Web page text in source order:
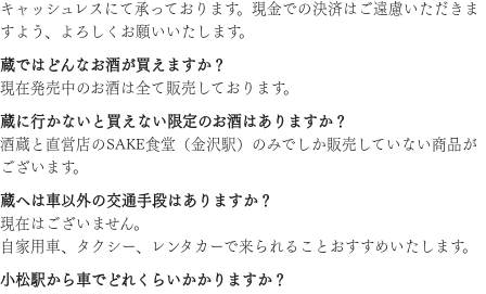
キャッシュレスにて承っております。現金での決済はご遠慮いただきま
すよう、よろしくお願いいたします。
蔵ではどんなお酒が買えますか？
現在発売中のお酒は全て販売しております。
蔵に行かないと買えない限定のお酒はありますか？
酒蔵と直営店のSAKE食堂（金沢駅）のみでしか販売していない商品が
ございます。
蔵へは車以外の交通手段はありますか？
現在はございません。
自家用車、タクシー、レンタカーで来られることおすすめいたします。
小松駅から車でどれくらいかかりますか？